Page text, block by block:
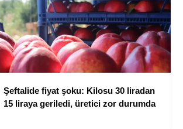
Şeftalide fiyat şoku: Kilosu 30 liradan
15 liraya geriledi, üretici zor durumda